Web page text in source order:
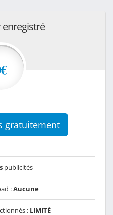
gratuitement
publicités
:Aucune
: LIMITÉ